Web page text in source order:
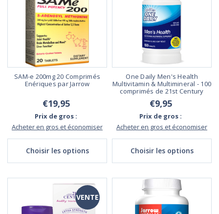
SAM-e 200mg 20 Comprimés
Enériques par Jarrow
€19,95
Prix de gros :
Acheter en gros et économiser
Choisir les options
One Daily Men's Health
Multivitamin & Multimineral - 100
comprimés de 21st Century
€9,95
Prix de gros :
Acheter en gros et économiser
Choisir les options
VENTE